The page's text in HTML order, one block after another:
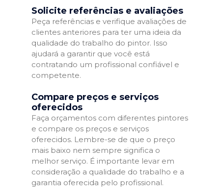
Solicite referências e avaliações
Peça referências e verifique avaliações de
clientes anteriores para ter uma ideia da
qualidade do trabalho do pintor. Isso
ajudará a garantir que você está
contratando um profissional confiável e
competente.
Compare preços e serviços
oferecidos
Faça orçamentos com diferentes pintores
e compare os preços e serviços
oferecidos. Lembre-se de que o preço
mais baixo nem sempre significa o
melhor serviço. É importante levar em
consideração a qualidade do trabalho e a
garantia oferecida pelo profissional.